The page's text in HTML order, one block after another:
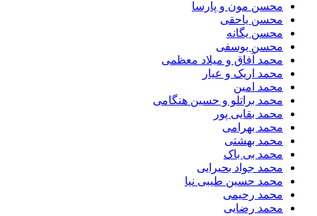
محسن مون و پارسا
محسن یاحقی
محسن یگانه
محسن یوسفی
محمد آفاق و میلاد معظمی
محمد اریک و عیار
محمد امین
محمد براتلو و حسین هنگامی
محمد بقایی پور
محمد بهرامی
محمد بهشتی
محمد بی باک
محمد جواد بحیرایی
محمد حسین طیبی نیا
محمد رحیمی
محمد رضایی